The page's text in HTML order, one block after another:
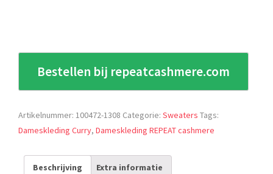
Bestellen bij repeatcashmere.com
Artikelnummer: 100472-1308 Categorie: Sweaters Tags:
Dameskleding Curry, Dameskleding REPEAT cashmere
Beschrijving Extra informatie